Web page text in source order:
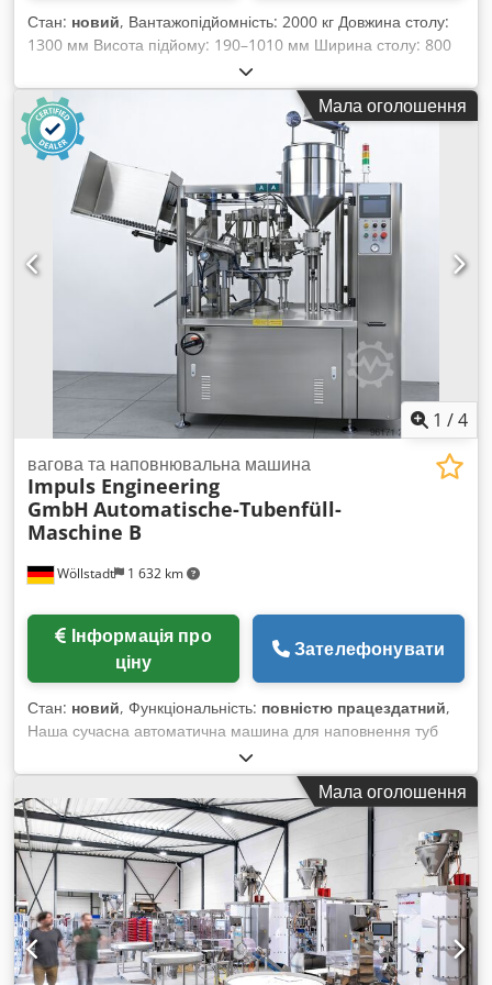
Стан: новий, Вантажопідйомність: 2000 кг Довжина столу:
1300 мм Висота підйому: 190–1010 мм Ширина столу: 800
мм Швидкість ходу каретки інструменту: 22 мм/сек. Вага:
280 кг Оснащення: Dsdpfx Aisxak Ipjuock - Для
ергономічної роботи на оптимальній висоті - Із закритою
платформою - Окремий блок керування з кабелем 3 м,
кнопками керування та аварійною зупинкою - Плавне
піднімання та опускання - Міцна сталевa конструкція з
порошковим покриттям - Гарантована стійкість - Навколо
розташовані захисні планки - Відповідає вимогам безпеки
EN 1570 - Гідравлічний циліндр високого тиску з подвійною
системою безпеки
Мала оголошення
1 /4
Wöllstadt 1 632 km
вагова та наповнювальна машина
Impuls Engineering
GmbH Automatische-Tubenfüll-
Maschine B
ціну
Зателефонувати
Стан: новий, Функціональність: повністю працездатний,
Наша сучасна автоматична машина для наповнення туб
універсальна та розроблена для оптимальної підтримки
компаній з найвищими вимогами до якості. Завдяки
високоякісному виконанню та широкому спектру
застосування вона забезпечує інтуїтивно зрозуміле
управління, що ефективно та надійно оптимізує Ваші
процеси наповнення туб. Потужні приводи та зручна
система керування з кольоровим сенсорним екраном
забезпечують максимальну гнучкість при зміні формату й
продукту та значно спрощують процес наповнення туб.
Машина оснащена функцією збереження для швидкого та
Мала оголошення